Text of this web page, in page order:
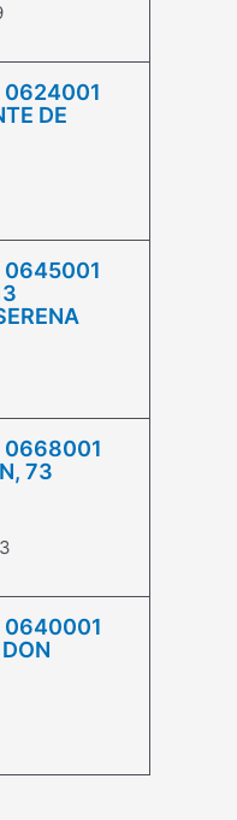
0624001
DE
0645001
0668001
73
0640001